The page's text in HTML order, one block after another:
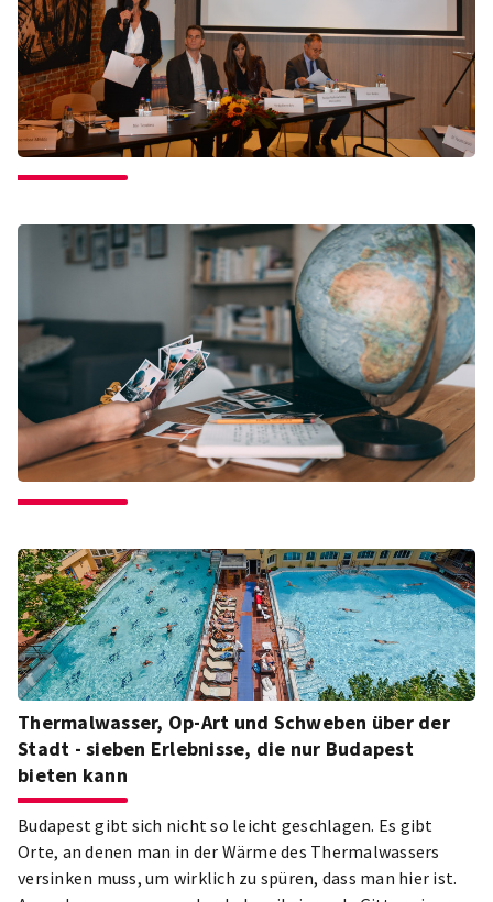
Thermalwasser, Op-Art und Schweben über der
Stadt - sieben Erlebnisse, die nur Budapest
bieten kann
Budapest gibt sich nicht so leicht geschlagen. Es gibt
Orte, an denen man in der Wärme des Thermalwassers
versinken muss, um wirklich zu spüren, dass man hier ist.